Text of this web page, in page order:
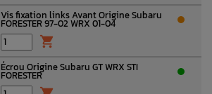
Vis fixation links Avant Origine Subaru
FORESTER 97-02 WRX 01-04

Écrou Origine Subaru GT WRX STI
FORESTER